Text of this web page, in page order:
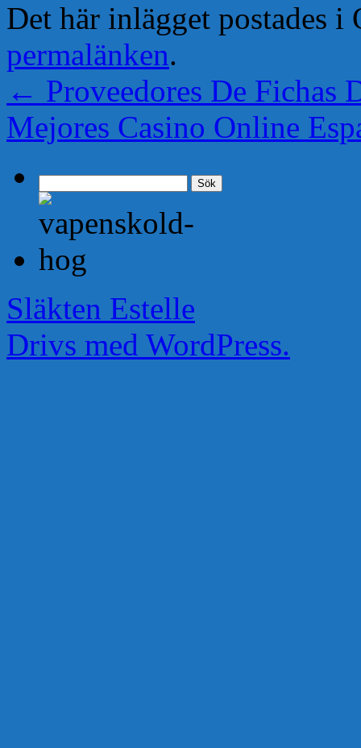
Det här inlägget postades i
permalänken.
← Proveedores De Fichas
Mejores Casino Online
efter:
Släkten Estelle
Drivs med WordPress.